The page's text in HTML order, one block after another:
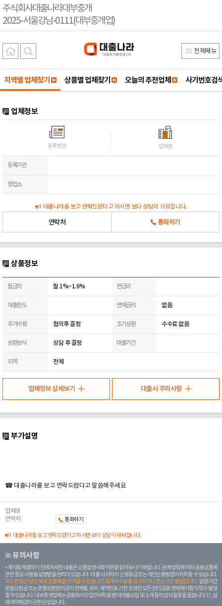
주식회사대출나라대부중개
2025-서울강남-0111(대부중개업)
전체메뉴
지역별 업체찾기 상품별 업체찾기 오늘의 추천업체 사기번호검
업체정보
등록번호 업체명
등록기관
영업소
대출나라를 보고 연락드렸다고 하시면 보다 상담이 쉬워집니다.
연락처 통화하기
상품정보
월금리 월 1%~1.6% 연금리
대출한도 연체금리 없음
추가비용 협의후 결정 조기상환 수수료 없음
상환방식 상담 후 결정 대출기간
지역 전체
업체정보 상세보기 대출시 주의사항
부가설명
☎ 대출나라를 보고 연락드렸다고 말씀해주세요
업체명
연락처
통화하기
대출나라를 보고 연락드렸다고 하시면 보다 상담이 쉬워집니다.
※ 유의사항
계약을 체결하기 전에 자세한 내용은 상품설명서와 약관을 읽어보시기 바랍니다. 관계 법령에 따라 금융상품에
관한 중요 사항을 설명받을 권리가 있습니다. 대 출 시 귀하의 신용등급 또는 개인신용평점이 하락할 수 있습니다.
과도한 빚은 당신 에게 큰 불행을 안겨줄 수 있습니다. 중개수수료를 요구하거나 받는 것은 불법입니다. 일정 기간
분할상환금 또는 분할상환원리금이 연체될 경우, 계약만료 기한 도래전 모든 원리금을 변제해야할 의무가 발생
할 수 있습니다. 대부중개업체는 금융회사의 업무위탁을 받아 대출모집 및 소개 등의 섭외 활동을 돕습니다. 단, 실
제 계약체결의 권한은 없습니다.